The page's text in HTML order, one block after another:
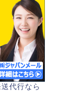
代行なら